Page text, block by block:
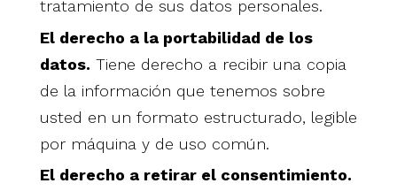
tratamiento de sus datos personales.
El derecho a la portabilidad de los
datos. Tiene derecho a recibir una copia
de la información que tenemos sobre
usted en un formato estructurado, legible
por máquina y de uso común.
El derecho a retirar el consentimiento.